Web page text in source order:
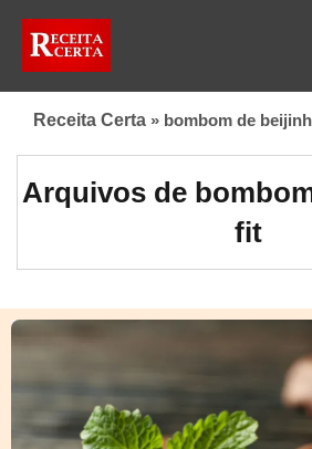
Receita Certa » bombom de
Arquivos de
fit